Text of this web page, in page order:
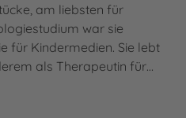
am liebsten für
war sie
für Kindermedien. Sie lebt
als Therapeutin für…